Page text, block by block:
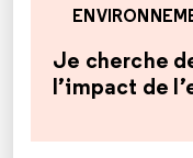
Je cherche
l’impact de